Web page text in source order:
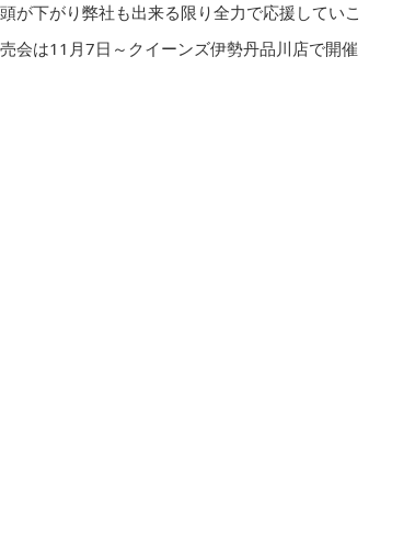
が下がり弊社も出来る限り全力で応援していこ
会は11月7日～クイーンズ伊勢丹品川店で開催